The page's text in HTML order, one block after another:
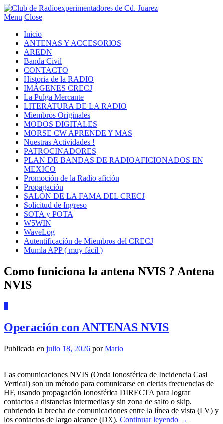
Menu Close
Inicio
ANTENAS Y ACCESORIOS
AREDN
Banda Civil
CONTACTO
Historia de la RADIO
IMÁGENES CRECJ
La Pulga Mercante
LITERATURA DE LA RADIO
Miembros Originales
MODOS DIGITALES
MORSE CW APRENDE Y MAS
Nuestras Actividades !
PATROCINADORES
PLAN DE BANDAS DE RADIOAFICIONADOS EN
MEXICO
Promoción de la Radio afición
Propagación
SALÓN DE LA FAMA DEL CRECJ
Solicitud de Ingreso
SOTA y POTA
W5WIN
WaveLog
Autentificación de Miembros del CRECJ
Mumla APP ( muy fácil )
Como funiciona la antena NVIS ? Antena
NVIS
Operación con ANTENAS NVIS
Publicada en julio 18, 2026 porMario
Las comunicaciones NVIS (Onda Ionosférica de Incidencia Casi
Vertical) son un método para comunicarse en ciertas frecuencias de
HF, usando propagación Ionosférica DIRECTA para lograr
contactos a distancias intermedias y sin zona de salto o skip,
cubriendo la brecha de comunicaciones entre la línea de vista (LV) y
los contactos de largo alcance (DX). Continuar leyendo →